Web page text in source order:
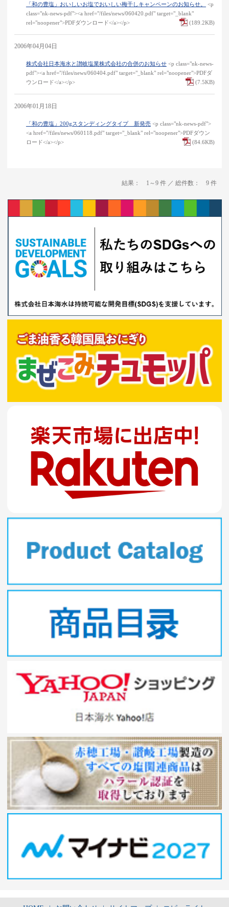
「和の豊塩」おいしいお塩でおいしい梅干しキャンペーンのお知らせ。
<p
class="nk-news-pdf"><a href="/files/news/060420.pdf" target="_blank"
rel="noopener">PDFダウンロード</a></p>
(189.2KB)
2006年04月04日
株式会社日本海水と讃岐塩業株式会社の合併のお知らせ <p class="nk-news-
pdf"><a href="/files/news/060404.pdf" target="_blank" rel="noopener">PDFダ
ウンロード</a></p>
(7.5KB)
2006年01月18日
「和の豊塩」200gスタンディングタイプ 新発売 <p class="nk-news-pdf">
<a href="/files/news/060118.pdf" target="_blank" rel="noopener">PDFダウン
ロード</a></p>
(84.6KB)
結果： 1～9 件 ／ 総件数： 9 件